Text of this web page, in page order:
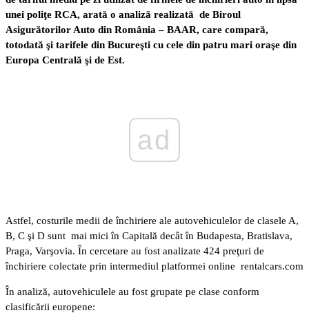
unei poliţe RCA, arată o analiză realizată de Biroul
Asigurătorilor Auto din România – BAAR, care compară,
totodată şi tarifele din Bucureşti cu cele din patru mari oraşe din
Europa Centrală şi de Est.
ad
Astfel, costurile medii de închiriere ale autovehiculelor de clasele A,
B, C şi D sunt mai mici în Capitală decât în Budapesta, Bratislava,
Praga, Varşovia. În cercetare au fost analizate 424 preţuri de
închiriere colectate prin intermediul platformei online rentalcars.com
În analiză, autovehiculele au fost grupate pe clase conform
clasificării europene: